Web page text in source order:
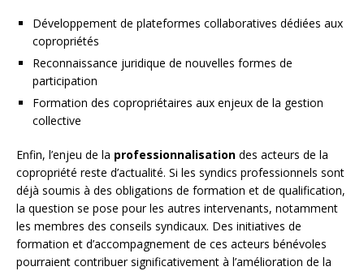
Développement de plateformes collaboratives dédiées aux
copropriétés
Reconnaissance juridique de nouvelles formes de
participation
Formation des copropriétaires aux enjeux de la gestion
collective
Enfin, l’enjeu de la professionnalisation des acteurs de la
copropriété reste d’actualité. Si les syndics professionnels sont
déjà soumis à des obligations de formation et de qualification,
la question se pose pour les autres intervenants, notamment
les membres des conseils syndicaux. Des initiatives de
formation et d’accompagnement de ces acteurs bénévoles
pourraient contribuer significativement à l’amélioration de la